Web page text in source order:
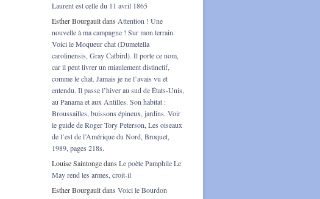
Laurent est celle du 11 avril 1865
Esther Bourgaultdans Attention ! Une
nouvelle à ma campagne ! Sur mon terrain.
Voici le Moqueur chat (Dumetella
carolinensis, Gray Catbird). Il porte ce nom,
car il peut livrer un miaulement distinctif,
comme le chat. Jamais je ne l’avais vu et
entendu. Il passe l’hiver au sud de États-Unis,
au Panama et aux Antilles. Son habitat :
Broussailles, buissons épineux, jardins. Voir
le guide de Roger Tory Peterson, Les oiseaux
de l’est de l’Amérique du Nord, Broquet,
1989, pages 218s.
Louise Saintongedans Le poète Pamphile Le
May rend les armes, croit-il
Esther Bourgaultdans Voici le Bourdon